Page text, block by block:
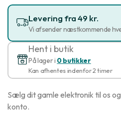
Levering fra 49 kr.
Vi afsender næstkommende
Hent i butik
På lager i 0 butikker
Kan afhentes indenfor 2 timer
Sælg dit gamle elektronik til os
konto.